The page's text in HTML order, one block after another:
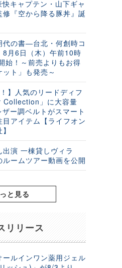
キャプテン・山下ギャ
『空から降る豚丼』誕
代の書―台北・何創時コ
8月6日（木）午前10時
始！～前売よりもお得
ト」も発売～
】人気のリードディフ
Collection」に大容量
ー調ベルトがスマート
アイテム【ライフオン
演 一棟貸しヴィラ
ルームツアー動画を公開
と見る
リリース
ールインワン薬用ジェル